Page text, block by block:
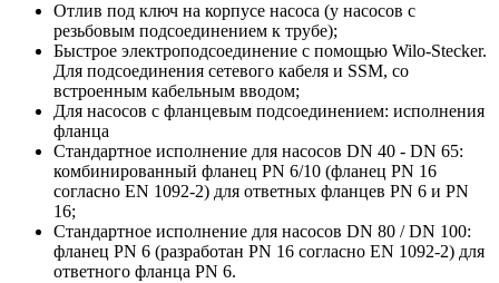
Отлив под ключ на корпусе насоса (у насосов с
резьбовым подсоединением к трубе);
Быстрое электроподсоединение с помощью Wilo-Stecker.
Для подсоединения сетевого кабеля и SSM, со
встроенным кабельным вводом;
Для насосов с фланцевым подсоединением: исполнения
фланца
Стандартное исполнение для насосов DN 40 - DN 65:
комбинированный фланец PN 6/10 (фланец PN 16
согласно EN 1092-2) для ответных фланцев PN 6 и PN
16;
Стандартное исполнение для насосов DN 80 / DN 100:
фланец PN 6 (разработан PN 16 согласно EN 1092-2) для
ответного фланца PN 6.